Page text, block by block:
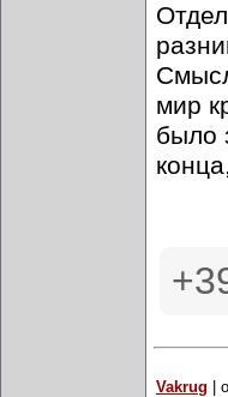
мир
было
Vakrug |